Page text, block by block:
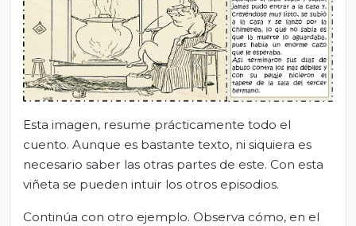
Esta imagen, resume prácticamente todo el
cuento. Aunque es bastante texto, ni siquiera es
necesario saber las otras partes de este. Con esta
viñeta se pueden intuir los otros episodios.
Continúa con otro ejemplo. Observa cómo, en el